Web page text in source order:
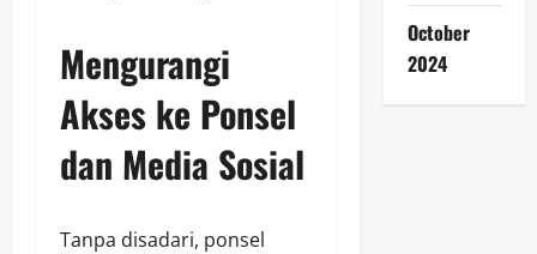
Mengurangi
Akses ke Ponsel
dan Media Sosial
Tanpa disadari, ponsel
October
2024